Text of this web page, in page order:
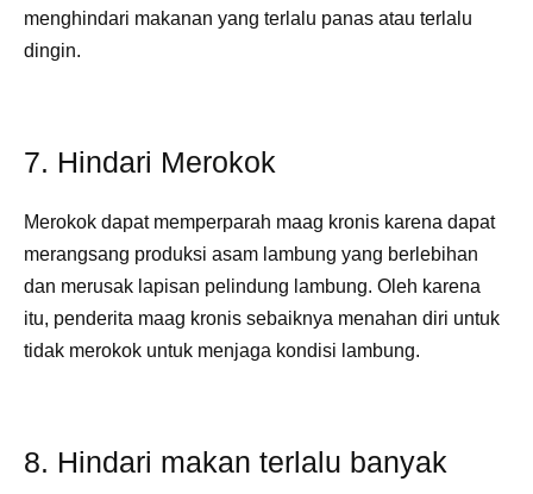
menghindari makanan yang terlalu panas atau terlalu
dingin.
7. Hindari Merokok
Merokok dapat memperparah maag kronis karena dapat
merangsang produksi asam lambung yang berlebihan
dan merusak lapisan pelindung lambung. Oleh karena
itu, penderita maag kronis sebaiknya menahan diri untuk
tidak merokok untuk menjaga kondisi lambung.
8. Hindari makan terlalu banyak